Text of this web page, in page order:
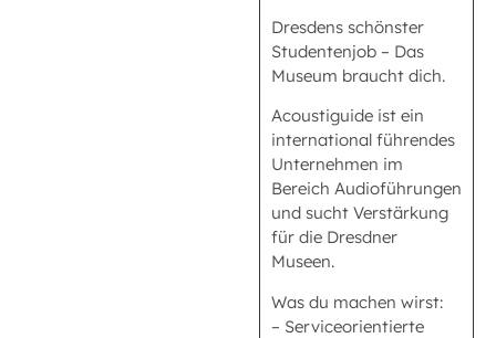
Dresdens schönster
Studentenjob – Das
Museum braucht dich.
Acoustiguide ist ein
international führendes
Unternehmen im
Bereich Audioführungen
und sucht Verstärkung
für die Dresdner
Museen.
Was du machen wirst:
– Serviceorientierte